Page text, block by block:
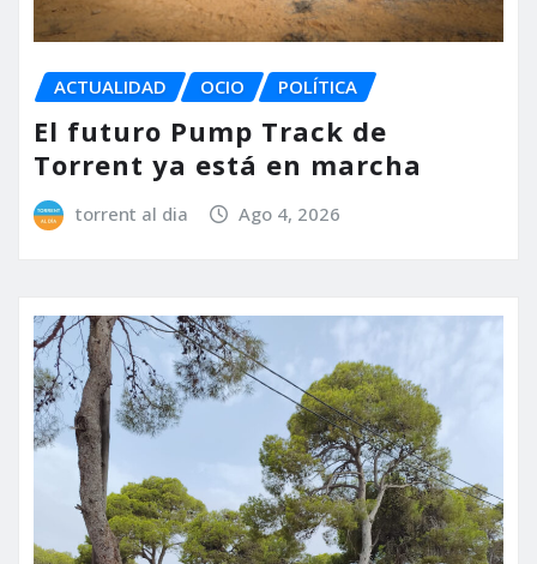
ACTUALIDAD OCIO POLÍTICA
El futuro Pump Track de
Torrent ya está en marcha
torrent al dia Ago 4, 2026